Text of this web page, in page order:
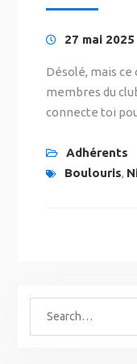
27 mai 2025
Désolé, mais
membres du
connecte toi
Adhérents
Boulouris,